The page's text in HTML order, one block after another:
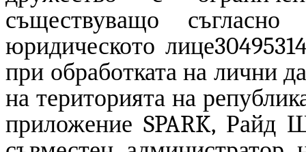
съществуващо
юридическото
при обработката на лични
на територията на
приложение SPARK, Райд